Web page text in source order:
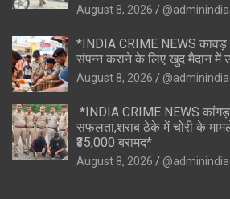
August 8, 2026
*INDIA CRIME NEWS
संपन्न कराने के लिए खुद मैदान में
August 8, 2026
*INDIA CRIME NEWS
सफलता,शराब ठेके में चोरी के
₹35,000 बरामद*
August 8, 2026